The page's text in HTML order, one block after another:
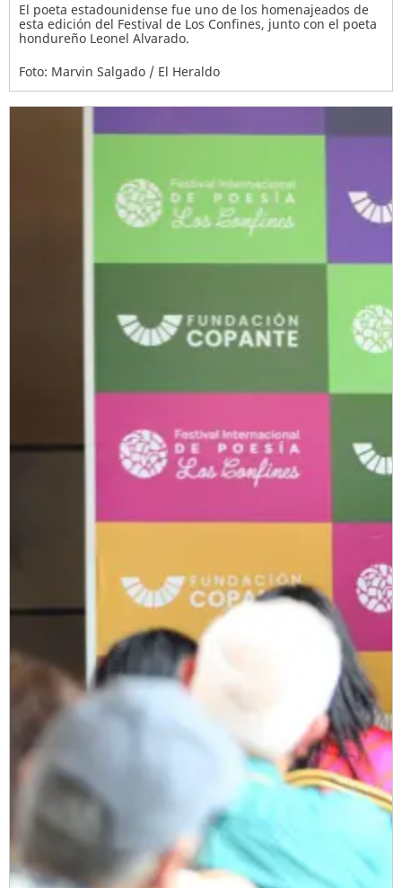
El poeta estadounidense fue uno de los homenajeados de
esta edición del Festival de Los Confines, junto con el poeta
hondureño Leonel Alvarado.
Foto: Marvin Salgado / El Heraldo